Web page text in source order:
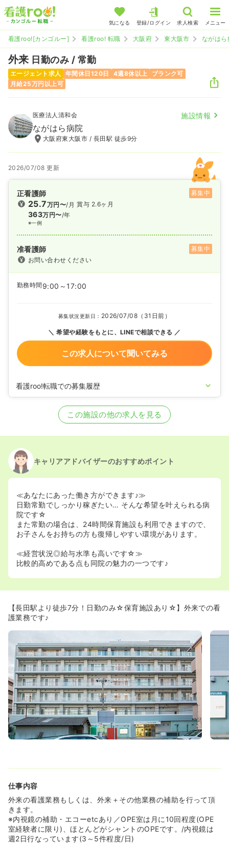
気になる 登録/ログイン 求人検索 メニュー
看護roo![カンゴルー] 看護roo! 転職 大阪府 東大阪市 ながはら
外来 日勤のみ / 常勤
エージェント求人 年間休日120日 4週8休以上
ブランク可
月給25万円以上可
医療法人清和会 施設情報
ながはら病院
大阪府東大阪市 / 長田駅 徒歩9分
2026/07/08 更新
正看護師 募集中
25.7万円〜/月
363万円〜/年
※一例
賞与 2.6ヶ月
准看護師
募集中
お問い合わせください
勤務時間 9:00～17:00
募集状況更新日： 2026/07/08（31日前）
希望や経験をもとに、LINEで相談できる
この求人について聞いてみる
看護roo!転職での募集履歴
正・准看護師の募集を休止
正・准看護師の募集を開始
この施設の他の求人を見る
キャリアアドバイザーのおすすめポイント
≪あなたにあった働き方ができます♪≫
日勤常勤でしっかり稼ぎたい… そんな希望を叶えられる病
院です☆
また常勤の場合は、24時間保育施設も利用できますので、
お子さんをお持ちの方も復帰しやすい環境があります。
≪経営状況◎給与水準も高いです☆≫
比較的高めである点も同院の魅力の一つです♪
【長田駅より徒歩7分！日勤のみ☆保育施設あり☆】外来での看
護業務です♪
仕事内容
外来の看護業務もしくは、外来＋その他業務の補助を行って頂
きます。
※内視鏡の補助・エコーetcあり／OPE室は月に10回程度(OPE
室経験者に限り)、ほとんどがシャントのOPEです。/内視鏡は
週2日行なっています(3～5件程度/日)